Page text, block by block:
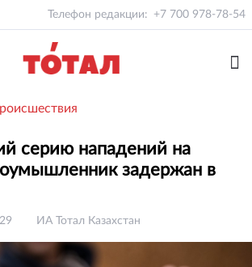
Телефон редакции: +7 700 978-78-54
серию нападений на
задержан в
ИА Тотал Казахстан